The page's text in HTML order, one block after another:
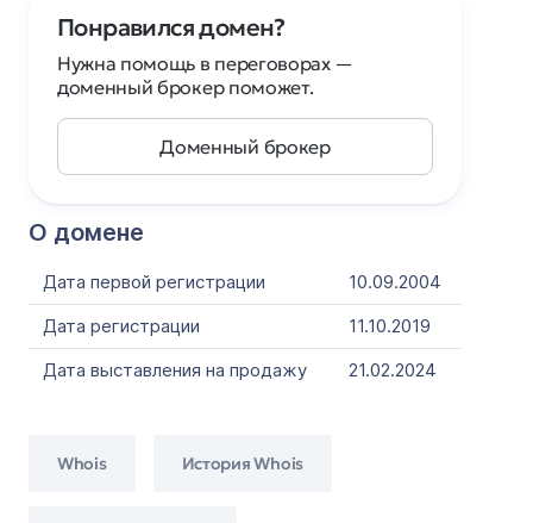
О домене
Дата первой регистрации
10.09.2004
Дата регистрации
11.10.2019
Дата выставления на продажу
21.02.2024
Whois История Whois
Понравился домен?
Нужна помощь в переговорах —
доменный брокер поможет.
Доменный брокер